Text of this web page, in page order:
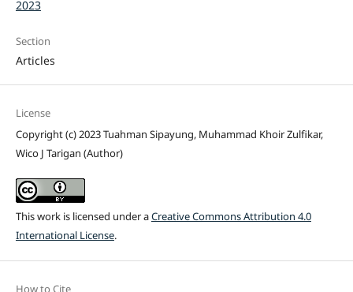
2023
Section
Articles
License
Copyright (c) 2023 Tuahman Sipayung, Muhammad Khoir Zulfikar,
Wico J Tarigan (Author)
This work is licensed under aCreative Commons Attribution 4.0
International License.
How to Cite